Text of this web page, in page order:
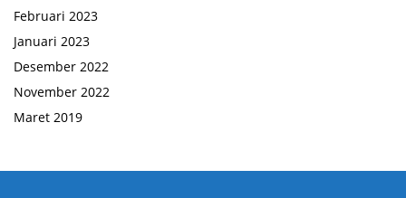
Februari 2023
Januari 2023
Desember 2022
November 2022
Maret 2019